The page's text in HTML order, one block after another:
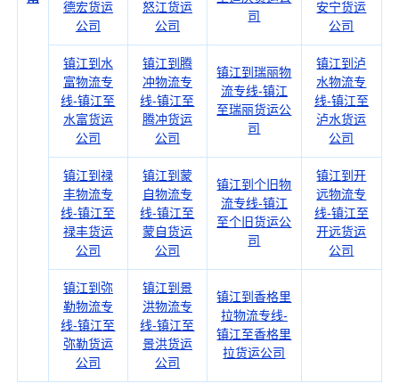
德宏货运
公司
怒江货运
公司
司
安宁货运
公司
镇江到水
富物流专
线-镇江至
水富货运
公司
镇江到腾
冲物流专
线-镇江至
腾冲货运
公司
镇江到瑞丽物
流专线-镇江
至瑞丽货运公
司
镇江到泸
水物流专
线-镇江至
泸水货运
公司
镇江到禄
丰物流专
线-镇江至
禄丰货运
公司
镇江到蒙
自物流专
线-镇江至
蒙自货运
公司
镇江到个旧物
流专线-镇江
至个旧货运公
司
镇江到开
远物流专
线-镇江至
开远货运
公司
镇江到弥
勒物流专
线-镇江至
弥勒货运
公司
镇江到景
洪物流专
线-镇江至
景洪货运
公司
镇江到香格里
拉物流专线-
镇江至香格里
拉货运公司